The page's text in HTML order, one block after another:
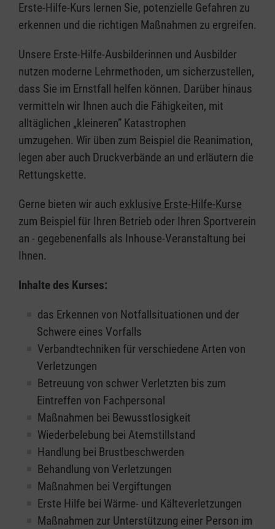
Erste-Hilfe-Kurs lernen Sie, potenzielle Gefahren zu
erkennen und die richtigen Maßnahmen zu ergreifen.
Unsere Erste-Hilfe-Ausbilderinnen und Ausbilder
nutzen moderne Lehrmethoden, um sicherzustellen,
dass Sie im Ernstfall helfen können. Darüber hinaus
vermitteln wir Ihnen auch die Fähigkeiten, mit
alltäglichen „kleineren” Katastrophen
umzugehen. Wir üben zum Beispiel die Reanimation,
legen aber auch Druckverbände an und erläutern die
Rettungskette.
Gerne bieten wir auch exklusive Erste-Hilfe-Kurse
zum Beispiel für Ihren Betrieb oder Ihren Sportverein
an - gegebenenfalls als Inhouse-Veranstaltung bei
Ihnen.
Inhalte des Kurses:
das Erkennen von Notfallsituationen und der
Schwere eines Vorfalls
Verbandtechniken für verschiedene Arten von
Verletzungen
Betreuung von schwer Verletzten bis zum
Eintreffen von Fachpersonal
Maßnahmen bei Bewusstlosigkeit
Wiederbelebung bei Atemstillstand
Handlung bei Brustbeschwerden
Behandlung von Verletzungen
Maßnahmen bei Vergiftungen
Erste Hilfe bei Wärme- und Kälteverletzungen
Maßnahmen zur Unterstützung einer Person im